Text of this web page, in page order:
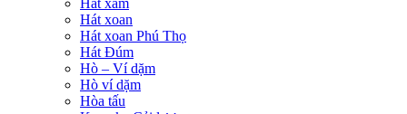
Hát xẩm
Hát xoan
Hát xoan Phú Thọ
Hát Đúm
Hò – Ví dặm
Hò ví dặm
Hòa tấu